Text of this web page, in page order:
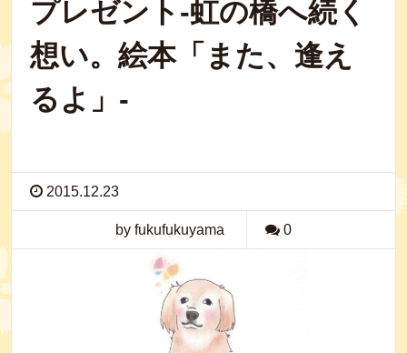
プレゼント-虹の橋へ続く
想い。絵本「また、逢え
るよ」-
2015.12.23
by fukufukuyama 0